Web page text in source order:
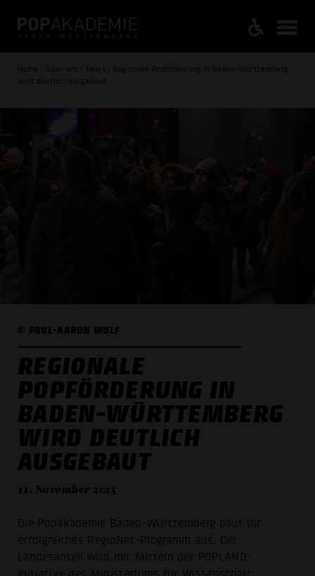
Home / Über uns / News / Regionale Popförderung in Baden-Württemberg
wird deutlich ausgebaut
© PAUL-AARON WOLF
REGIONALE
POPFÖRDERUNG IN
BADEN-WÜRTTEMBERG
WIRD DEUTLICH
AUSGEBAUT
11. November 2025
Die Popakademie Baden-Württemberg baut ihr
erfolgreiches RegioNet-Programm aus. Der
Landesanteil wird mit Mitteln der POPLÄND-